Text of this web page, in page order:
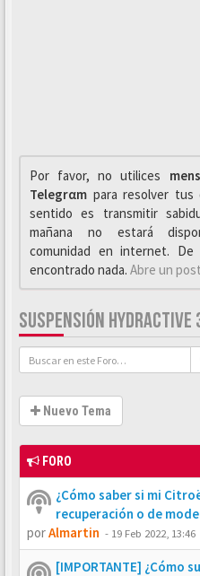
Por favor, no utilices
Telegrαm para resolver tus
sentido es transmitir
mañana no estará
comunidad en internet.
encontrado nada. Abre un
SUSPENSIÓN HYDRACTIVE
Nuevo Tema
FORO
¿Cómo saber si mi
recuperación o de
porAlmartin - 19 Feb 2022, 13:46
[IMPORTANTE] ¿Cómo